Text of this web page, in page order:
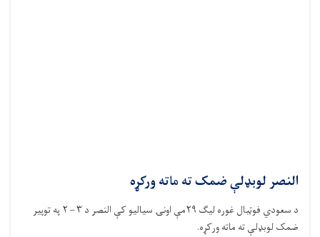
النصر لوبډلې ضمک ته ماته ورکړه
د سعودي فوټبال غوره لیګ ۲۹مې اونۍ سیالیو کې النصر د ۳ – ۲ په توپیر
ضمک لوبډلې ته ماته ورکړه.